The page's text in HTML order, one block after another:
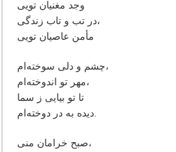
وجد مغنیان تویی
در تب و تاب زندگی،
مأمن عاصیان تویی
چشم و دلی سوخته‌ام،
مهر تو اندوخته‌ام،
تا تو بیایی ز سما
دیده به در دوخته‌ام.
صبح خرامان منی،